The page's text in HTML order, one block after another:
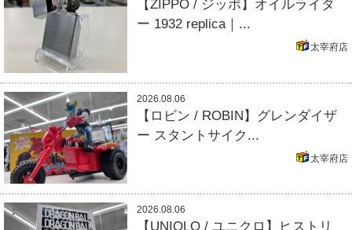
【ZIPPO / ジッポ】オイルライタ
ー 1932 replica｜...
太宰府店
2026.08.06
【ロビン / ROBIN】グレンダイザ
ー スタントサイク...
太宰府店
2026.08.06
【UNIQLO / ユニクロ】ヒストリ